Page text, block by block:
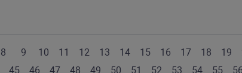
8 9 10 11 12 13 14 15 16 17 18 19
45 46 47 48 49 50 51 52 53 54 55 56